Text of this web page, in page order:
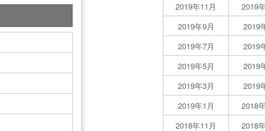
2019年11月
2019
2019年9月
2019
2019年7月
2019
2019年5月
2019
2019年3月
2019
2019年1月
2018
2018年11月
2018